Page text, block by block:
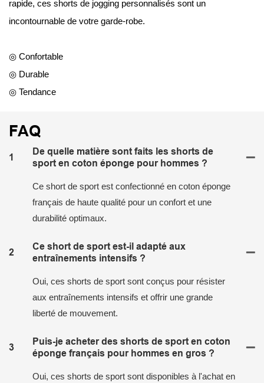
rapide, ces shorts de jogging personnalisés sont un
incontournable de votre garde-robe.
◎ Confortable
◎ Durable
◎ Tendance
FAQ
1
De quelle matière sont faits les shorts de
sport en coton éponge pour hommes ?
Ce short de sport est confectionné en coton éponge
français de haute qualité pour un confort et une
durabilité optimaux.
2
Ce short de sport est-il adapté aux
entraînements intensifs ?
Oui, ces shorts de sport sont conçus pour résister
aux entraînements intensifs et offrir une grande
liberté de mouvement.
3
Puis-je acheter des shorts de sport en coton
éponge français pour hommes en gros ?
Oui, ces shorts de sport sont disponibles à l'achat en